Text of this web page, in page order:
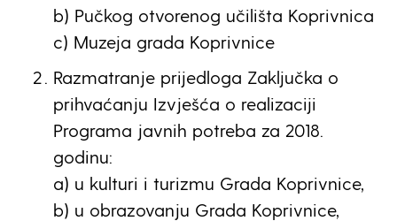
b) Pučkog otvorenog učilišta Koprivnica
c) Muzeja grada Koprivnice
Razmatranje prijedloga Zaključka o
prihvaćanju Izvješća o realizaciji
Programa javnih potreba za 2018.
godinu:
a) u kulturi i turizmu Grada Koprivnice,
b) u obrazovanju Grada Koprivnice,